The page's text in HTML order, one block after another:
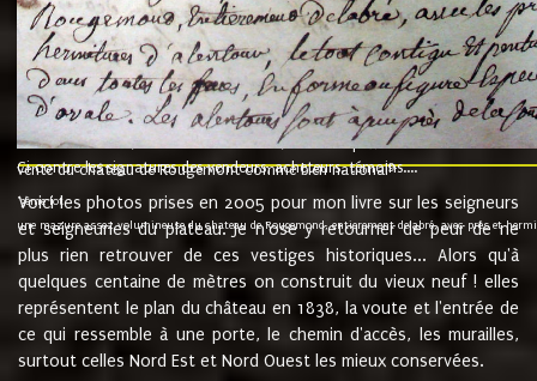
vend, purement simplement et irrevocablement a monseigneur monsieur
et chavannes conseiller du roy au parlement de Bourgogne, present et
que le dit seigneur Baron de la Vellière a sur ses hommes, indivisables et
de la Velliere tout ainsi et comme le dit seigneur Baron et ses
présent......"
suivent les rentes, donation des terriers, etc... au prix de 880 livre louis
Ci contre les signatures des vendeurs, acheteurs, témoins....
vente du château de Rougemont comme bien national9.
"3ème lot
une mazure assez volumineuse du chateau de Rougemond, entierement delabré, avec près et
Voici les photos prises en 2005 pour mon livre sur les seigneurs
et seigneuries du plateau. Je n'ose y retourner de peur de ne
plus rien retrouver de ces vestiges historiques... Alors qu'à
quelques centaine de mètres on construit du vieux neuf ! elles
représentent le plan du château en 1838, la voute et l'entrée de
ce qui ressemble à une porte, le chemin d'accès, les murailles,
surtout celles Nord Est et Nord Ouest les mieux conservées.